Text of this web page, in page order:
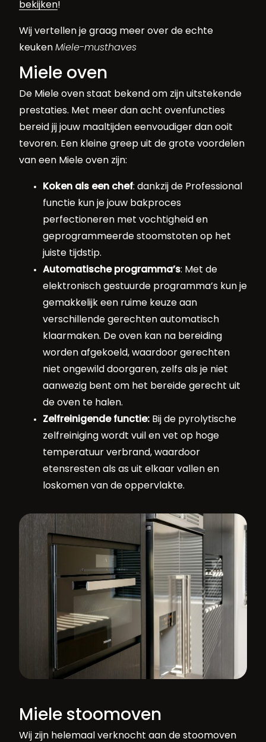
bekijken!
Wij vertellen je graag meer over de echte
keuken Miele-musthaves
Miele oven
De Miele oven staat bekend om zijn uitstekende
prestaties. Met meer dan acht ovenfuncties
bereid jij jouw maaltijden eenvoudiger dan ooit
tevoren. Een kleine greep uit de grote voordelen
van een Miele oven zijn:
Koken als een chef: dankzij de Professional
functie kun je jouw bakproces
perfectioneren met vochtigheid en
geprogrammeerde stoomstoten op het
juiste tijdstip.
Automatische programma’s: Met de
elektronisch gestuurde programma’s kun je
gemakkelijk een ruime keuze aan
verschillende gerechten automatisch
klaarmaken. De oven kan na bereiding
worden afgekoeld, waardoor gerechten
niet ongewild doorgaren, zelfs als je niet
aanwezig bent om het bereide gerecht uit
de oven te halen.
Zelfreinigende functie: Bij de pyrolytische
zelfreiniging wordt vuil en vet op hoge
temperatuur verbrand, waardoor
etensresten als as uit elkaar vallen en
loskomen van de oppervlakte.
Miele stoomoven
Wij zijn helemaal verknocht aan de stoomoven